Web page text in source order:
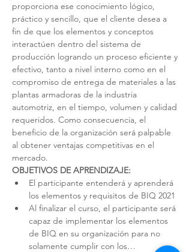
proporciona ese conocimiento lógico,
práctico y sencillo, que el cliente desea a
fin de que los elementos y conceptos
interactúen dentro del sistema de
producción logrando un proceso eficiente y
efectivo, tanto a nivel interno como en el
compromiso de entrega de materiales a las
plantas armadoras de la industria
automotriz, en el tiempo, volumen y calidad
requeridos. Como consecuencia, el
beneficio de la organización será palpable
al obtener ventajas competitivas en el
mercado.
OBJETIVOS DE APRENDIZAJE:
El participante entenderá y aprenderá
los elementos y requisitos de BIQ 2021
Al finalizar el curso, el participante será
capaz de implementar los elementos
de BIQ en su organización para no
solamente cumplir con los…